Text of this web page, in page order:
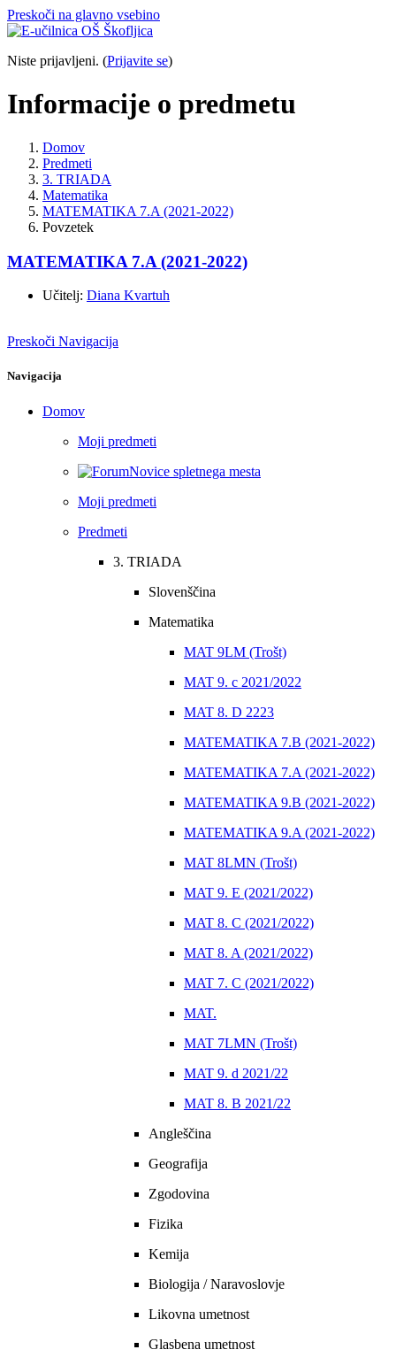
Preskoči na glavno vsebino
Niste prijavljeni. (Prijavite se)
Informacije o predmetu
Domov
Predmeti
3. TRIADA
Matematika
MATEMATIKA 7.A (2021-2022)
Povzetek
MATEMATIKA 7.A (2021-2022)
Učitelj: Diana Kvartuh
Preskoči Navigacija
Navigacija
Domov
Moji predmeti
Novice spletnega mesta
Moji predmeti
Predmeti
3. TRIADA
Slovenščina
Matematika
MAT 9LM (Trošt)
MAT 9. c 2021/2022
MAT 8. D 2223
MATEMATIKA 7.B (2021-2022)
MATEMATIKA 7.A (2021-2022)
MATEMATIKA 9.B (2021-2022)
MATEMATIKA 9.A (2021-2022)
MAT 8LMN (Trošt)
MAT 9. E (2021/2022)
MAT 8. C (2021/2022)
MAT 8. A (2021/2022)
MAT 7. C (2021/2022)
MAT.
MAT 7LMN (Trošt)
MAT 9. d 2021/22
MAT 8. B 2021/22
Angleščina
Geografija
Zgodovina
Fizika
Kemija
Biologija / Naravoslovje
Likovna umetnost
Glasbena umetnost